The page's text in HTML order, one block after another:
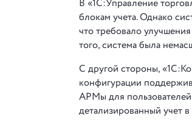
В «1С:Управление
блокам учета. Однако
что требовало
того, система была
С другой стороны,
конфигурации
АРМы для
детализированный учет